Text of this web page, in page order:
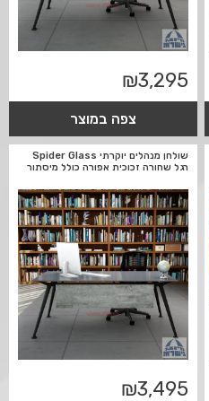
₪3,295
צפה במוצר
שולחן מנהלים יוקרתי Spider Glass
רגל שחורה זכוכית אפורה כולל מיסתור
₪3,495